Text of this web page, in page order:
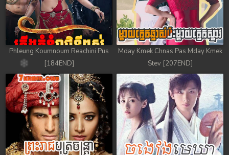
Phleung Koumnoum Reachini Pus
[184END]
Mday Kmek Chnas Pas Mday Kmek
Stev [207END]